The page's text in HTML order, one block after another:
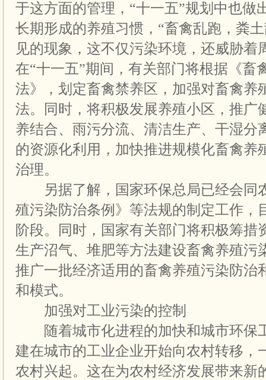
于这方面的管理，“十一五”规划中也做
长期形成的养殖习惯，“畜禽乱跑，粪
见的现象，这不仅污染环境，还威胁着
在“十一五”期间，有关部门将根据《畜
法》，划定畜禽禁养区，加强对畜禽养
法。同时，将积极发展养殖小区，推广
养结合、雨污分流、清洁生产、干湿分
的资源化利用，加快推进规模化畜禽养
治理。
另据了解，国家环保总局已经会同
殖污染防治条例》等法规的制定工作，
阶段。同时，国家有关部门将积极筹措
生产沼气、堆肥等方法建设畜禽养殖污
推广一批经济适用的畜禽养殖污染防治
和模式。
加强对工业污染的控制
随着城市化进程的加快和城市环保
建在城市的工业企业开始向农村转移，
农村兴起。这在为农村经济发展带来新